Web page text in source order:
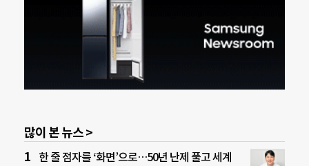
많이 본 뉴스 >
한 줄 점자를 ‘화면’으로…50년 난제 풀고 세계